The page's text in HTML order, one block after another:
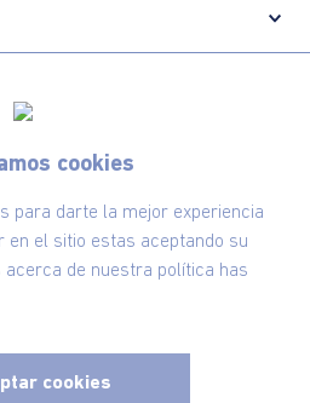
cookies
para darte la mejor experiencia
en el sitio estas aceptando su
de nuestra política has
cookies